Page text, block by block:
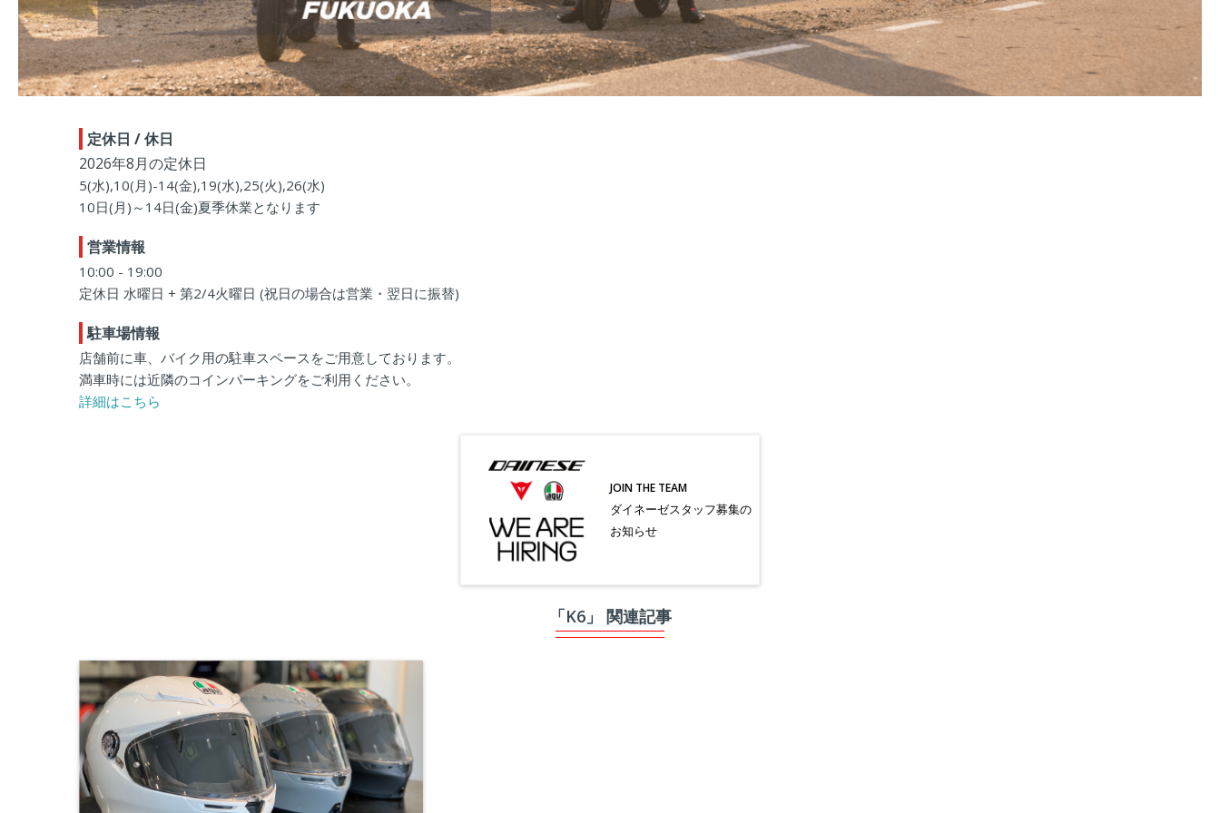
定休日 / 休日
2026年8月の定休日
5(水),10(月)-14(金),19(水),25(火),26(水)
10日(月)～14日(金)夏季休業となります
営業情報
10:00 - 19:00
定休日 水曜日 + 第2/4火曜日 (祝日の場合は営業・翌日に振替)
駐車場情報
店舗前に車、バイク用の駐車スペースをご用意しております。
満車時には近隣のコインパーキングをご利用ください。
詳細はこちら
JOIN THE TEAM
ダイネーゼスタッフ募集の
お知らせ
「K6」 関連記事